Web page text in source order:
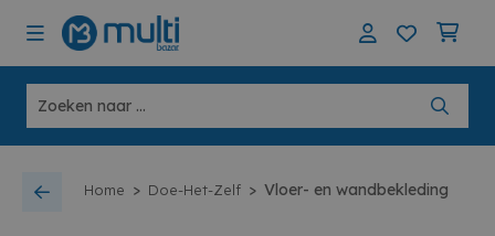
Home > Doe-Het-Zelf > Vloer- en wandbekleding